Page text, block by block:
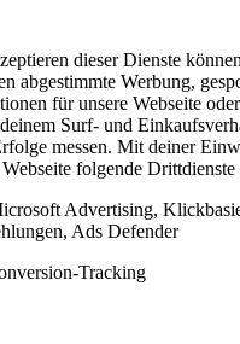
dieser Dienste
abgestimmte Werbung,
für unsere Webseite
Surf- und
messen. Mit deiner
folgende Drittdienste
Advertising,
Ads Defender
Tracking